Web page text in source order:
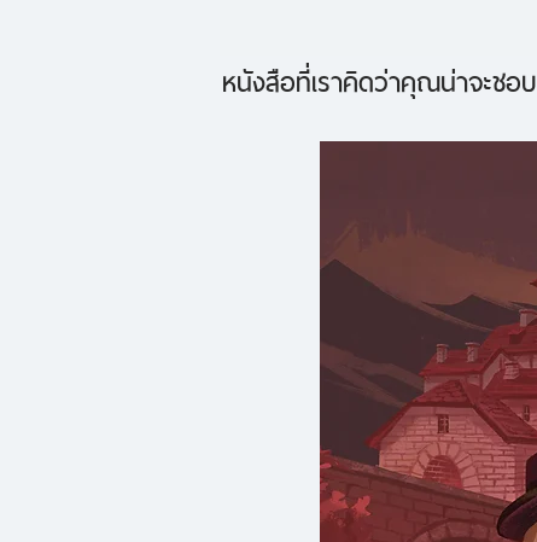
หนังสือที่เราคิดว่าคุณน่าจะชอบ